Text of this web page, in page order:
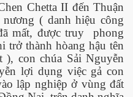
Chetta II đến Thuận
( danh hiệu công
mất, được truy
phong
trở thành hòang hậu tên
), con chúa Sải Nguyễn
lợi dụng việc gả con
lập nghiệp ở vùng đất